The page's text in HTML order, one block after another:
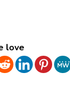
love